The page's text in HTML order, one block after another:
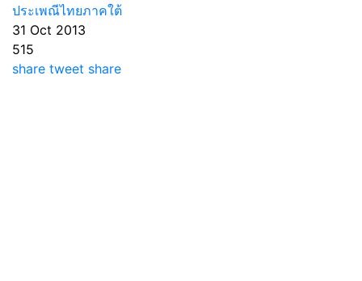
ประเพณีไทยภาคใต้
31 Oct 2013
515
share tweet share